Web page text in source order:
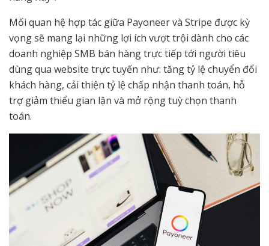
Mối quan hệ hợp tác giữa Payoneer và Stripe được kỳ
vọng sẽ mang lại những lợi ích vượt trội dành cho các
doanh nghiệp SMB bán hàng trực tiếp tới người tiêu
dùng qua website trực tuyến như: tăng tỷ lệ chuyển đổi
khách hàng, cải thiện tỷ lệ chấp nhận thanh toán, hỗ
trợ giảm thiểu gian lận và mở rộng tuỳ chọn thanh
toán.